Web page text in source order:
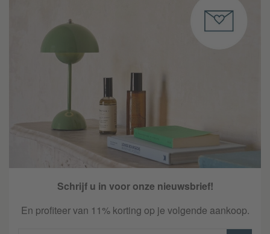
Schrijf u in voor onze nieuwsbrief!
En profiteer van 11% korting op je volgende aankoop.